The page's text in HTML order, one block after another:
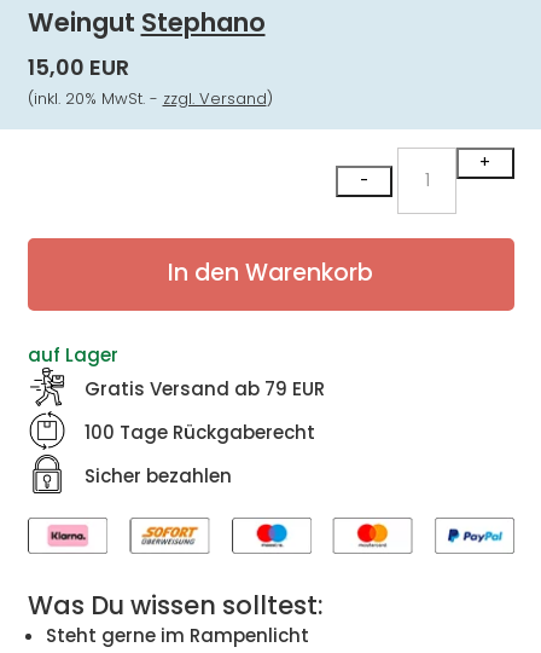
Weingut Stephano
15,00 EUR
(inkl. 20% MwSt. - zzgl. Versand)
-
Stephano
Reloaded
2018
+
In den Warenkorb
auf Lager
Gratis Versand ab 79 EUR
100 Tage Rückgaberecht
Sicher bezahlen
Was Du wissen solltest:
Steht gerne im Rampenlicht